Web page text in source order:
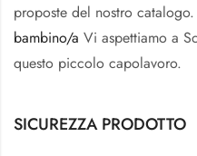
proposte del nostro catalogo.
bambino/a Vi aspettiamo a
questo piccolo capolavoro.
SICUREZZA PRODOTTO